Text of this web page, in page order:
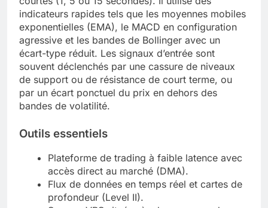
indicateurs rapides tels que les moyennes mobiles
exponentielles (EMA), le MACD en configuration
agressive et les bandes de Bollinger avec un
écart-type réduit. Les signaux d’entrée sont
souvent déclenchés par une cassure de niveaux
de support ou de résistance de court terme, ou
par un écart ponctuel du prix en dehors des
bandes de volatilité.
Outils essentiels
Plateforme de trading à faible latence avec
accès direct au marché (DMA).
Flux de données en temps réel et cartes de
profondeur (Level II).